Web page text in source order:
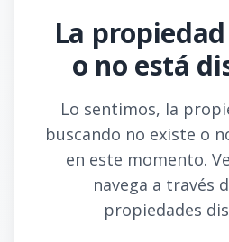
La
o no está
Lo sentimos, la
buscando no existe o
en este momento.
navega a través
propiedades